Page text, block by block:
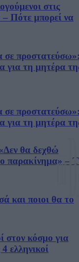
στις
Πότε μπορεί να
σε
για τη μητέρα
σε
για τη μητέρα
θα δεχθώ
παρακίνημα» –
και ποιοι θα το
στον κόσμο για
ελληνικοί